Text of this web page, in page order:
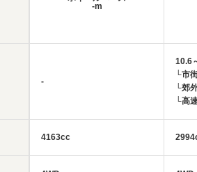
-m
-
4163cc
10.6
└市
└郊
└高